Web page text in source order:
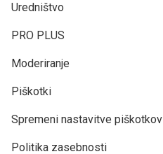
Uredništvo
PRO PLUS
Moderiranje
Piškotki
Spremeni nastavitve piškotkov
Politika zasebnosti